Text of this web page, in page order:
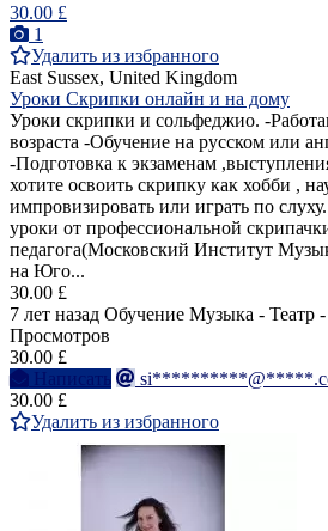
30.00 £
1
Удалить из избранного
East Sussex, United Kingdom
Уроки Скрипки онлайн и на дому
Уроки скрипки и сольфеджио. -
возраста -Обучение на русском или
-Подготовка к экзаменам
хотите освоить скрипку как хобби ,
импровизировать или играть по
уроки от профессиональной
педагога(Московский Институт
на Юго...
30.00 £
7 лет назад Обучение Музыка - Театр
Просмотров
30.00 £
Написать
30.00 £
Удалить из избранного